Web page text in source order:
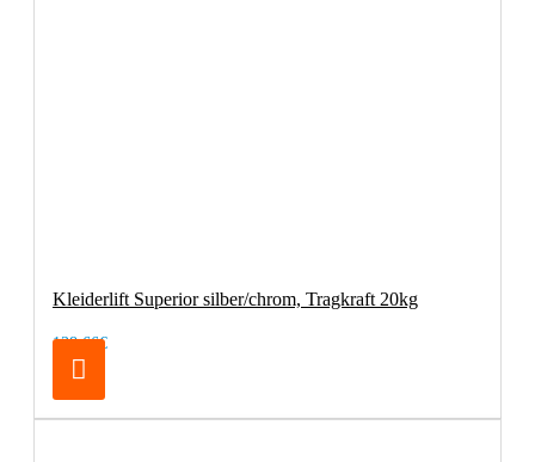
Kleiderlift Superior silber/chrom, Tragkraft 20kg
138,66€